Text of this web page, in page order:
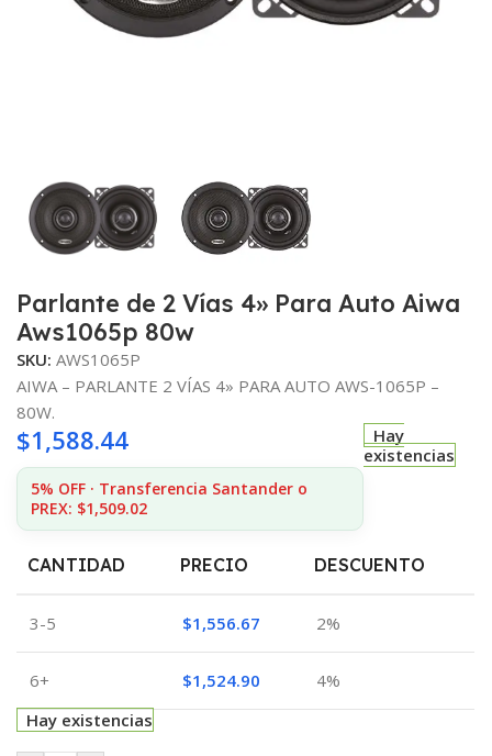
Parlante de 2 Vías 4» Para Auto Aiwa
Aws1065p 80w
SKU: AWS1065P
AIWA – PARLANTE 2 VÍAS 4» PARA AUTO AWS-1065P –
80W.
$1,588.44
5% OFF · Transferencia Santander o
PREX: $1,509.02
Hay
existencias
CANTIDAD PRECIO DESCUENTO
3-5 $1,556.67 2%
6+ $1,524.90
4%
Hay existencias